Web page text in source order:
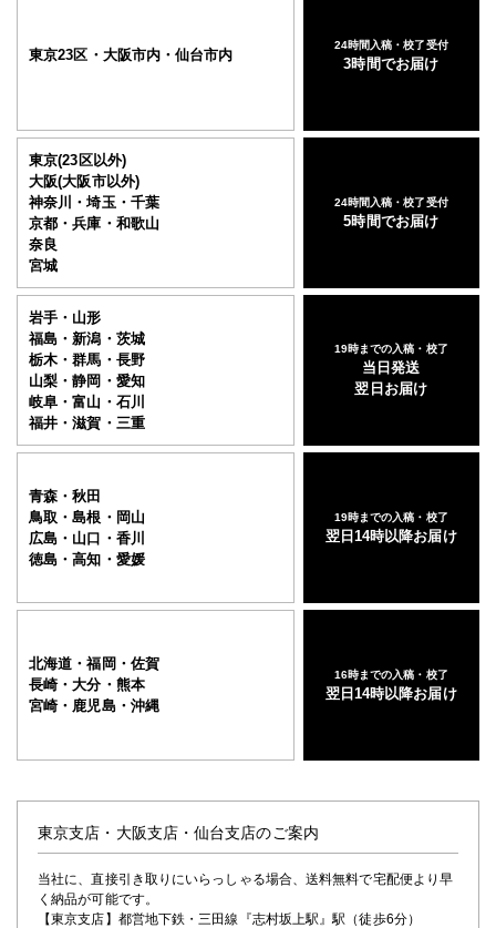
東京23区・大阪市内・仙台市内
24時間入稿・校了受付
3時間でお届け
東京(23区以外)
大阪(大阪市以外)
神奈川・埼玉・千葉
京都・兵庫・和歌山
奈良
宮城
24時間入稿・校了受付
5時間でお届け
岩手・山形
福島・新潟・茨城
栃木・群馬・長野
山梨・静岡・愛知
岐阜・富山・石川
福井・滋賀・三重
19時までの入稿・校了
当日発送
翌日お届け
青森・秋田
鳥取・島根・岡山
広島・山口・香川
徳島・高知・愛媛
19時までの入稿・校了
翌日14時以降お届け
北海道・福岡・佐賀
長崎・大分・熊本
宮崎・鹿児島・沖縄
16時までの入稿・校了
翌日14時以降お届け
東京支店・大阪支店・仙台支店のご案内
当社に、直接引き取りにいらっしゃる場合、送料無料で宅配便より早
く納品が可能です。
【東京支店】都営地下鉄・三田線『志村坂上駅』駅（徒歩6分）